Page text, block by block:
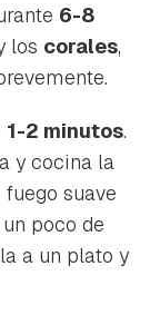
6-8
los corales,
1-2 minutos.
y cocina la
fuego suave
poco de
a un plato y